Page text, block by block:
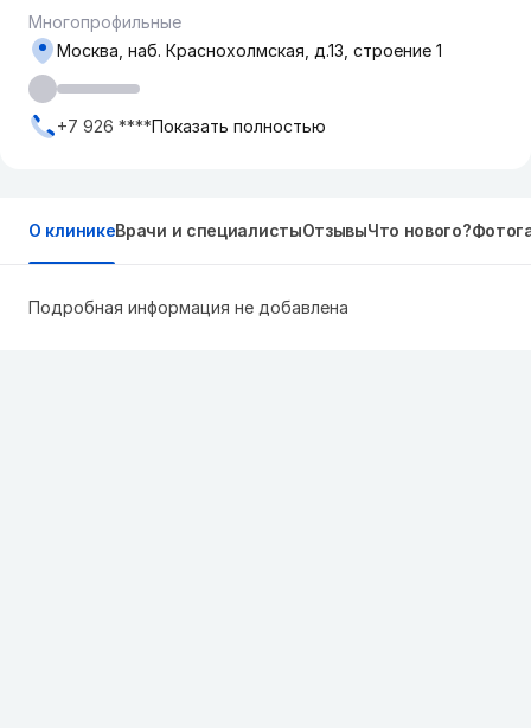
Многопрофильные
Москва, наб. ​Краснохолмская, д.13, строение 1
+7 926 ****Показать полностью
О клиникеВрачи и специалистыОтзывыЧто нового?
Подробная информация не добавлена